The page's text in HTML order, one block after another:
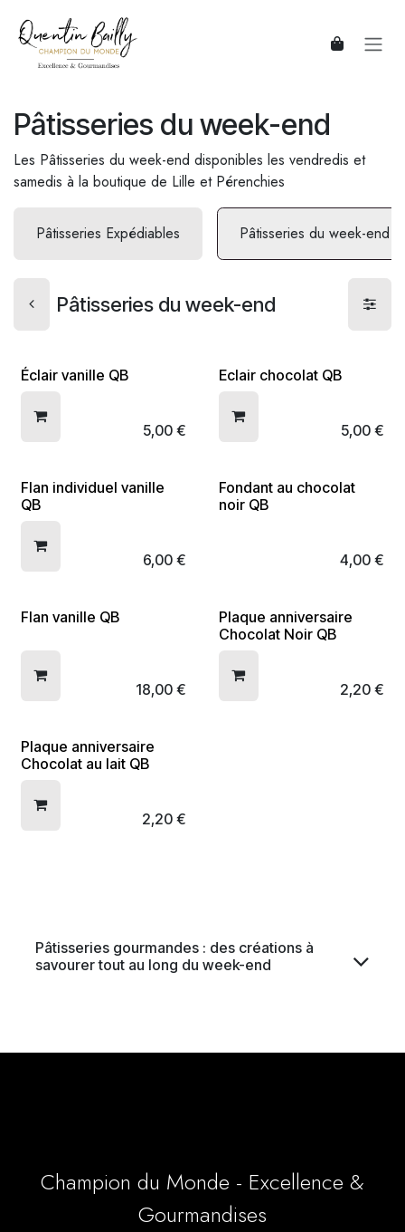
Pâtisseries du week-end
Les Pâtisseries du week-end disponibles les vendredis et
samedis à la boutique de Lille et Pérenchies
Pâtisseries Expédiables Pâtisseries du week-end
Pâtisseries du week-end
Éclair vanille QB
5,00 €
Eclair chocolat QB
5,00 €
Flan individuel vanille
QB
6,00 €
Fondant au chocolat
noir QB
4,00 €
Flan vanille QB
18,00 €
Plaque anniversaire
Chocolat Noir QB
2,20 €
Plaque anniversaire
Chocolat au lait QB
2,20 €
Pâtisseries gourmandes : des créations à
savourer tout au long du week-end
Champion du Monde - Excellence &
Gourmandises